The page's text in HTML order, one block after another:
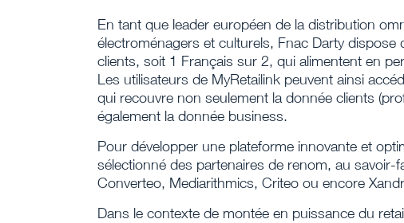
En tant que leader européen de la distribution
électroménagers et culturels, Fnac Darty
clients, soit 1 Français sur 2, qui alimentent en
Les utilisateurs de MyRetailink peuvent ainsi
qui recouvre non seulement la donnée clients
également la donnée business.
Pour développer une plateforme innovante et
sélectionné des partenaires de renom, au
Converteo, Mediarithmics, Criteo ou encore
Dans le contexte de montée en puissance du